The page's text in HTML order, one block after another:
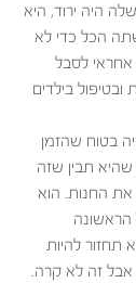
היה ירוד, היא
הכל כדי לא
אחראי לסבל
בילדים
בטוח שהזמן
תבין שזה
החנות. הוא
תחזור להיות
זה לא קרה.